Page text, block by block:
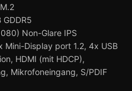
GDDR5
Non-Glare IPS
Mini-Display port 1.2, 4x USB
HDMI (mit HDCP),
Mikrofoneingang, S/PDIF